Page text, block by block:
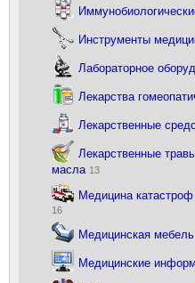
Инструменты
Лабораторное
Лекарства
Лекарственные
Лекарственные
масла 13
Медицина
16
Медицинская мебель
Медицинские